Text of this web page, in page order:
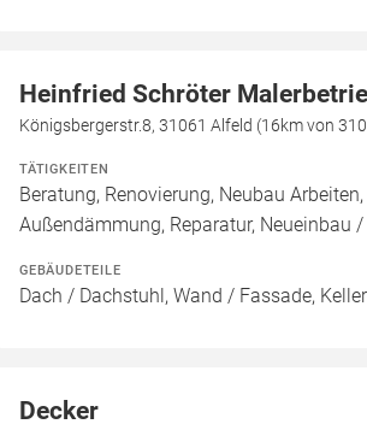
Heinfried Schröter
Königsbergerstr.8, 31061 Alfeld (16km von
TÄTIGKEITEN
Beratung, Renovierung, Neubau
Außendämmung, Reparatur, Neueinbau
GEBÄUDETEILE
Dach / Dachstuhl, Wand / Fassade,
Decker